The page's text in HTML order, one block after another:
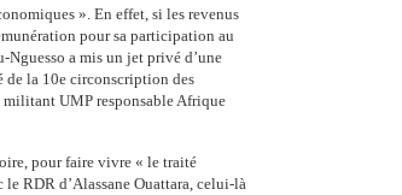
». En effet, si les revenus
pour sa participation au
Nguesso a mis un jet privé d’une
de la 10e circonscription des
UMP responsable Afrique
pour faire vivre « le traité
RDR d’Alassane Ouattara, celui-là